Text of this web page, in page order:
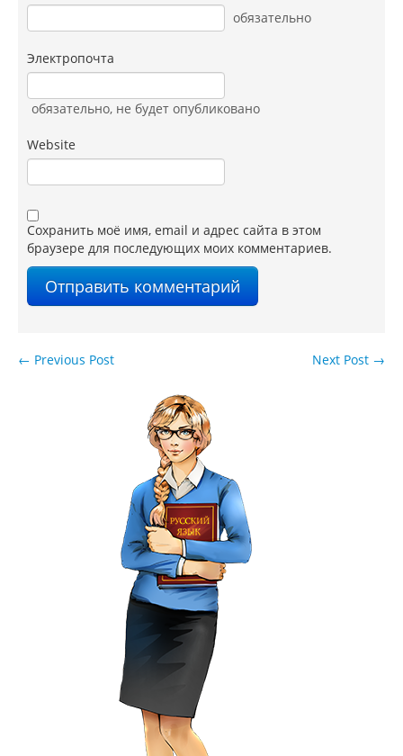
обязательно
Электропочта
обязательно, не будет опубликовано
Website
Сохранить моё имя, email и адрес сайта в этом
браузере для последующих моих комментариев.
Next Post →
← Previous Post